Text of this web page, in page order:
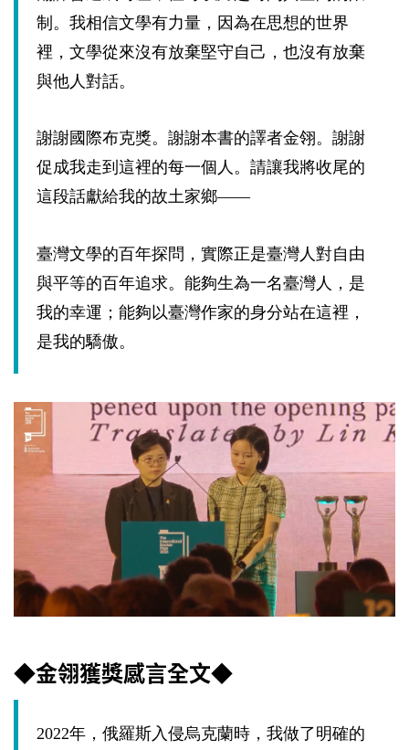
制。我相信文學有力量，因為在思想的世界
裡，文學從來沒有放棄堅守自己，也沒有放棄
與他人對話。
謝謝國際布克獎。謝謝本書的譯者金翎。謝謝
促成我走到這裡的每一個人。請讓我將收尾的
這段話獻給我的故土家鄉——
臺灣文學的百年探問，實際正是臺灣人對自由
與平等的百年追求。能夠生為一名臺灣人，是
我的幸運；能夠以臺灣作家的身分站在這裡，
是我的驕傲。
◆金翎獲獎感言全文◆
2022年，俄羅斯入侵烏克蘭時，我做了明確的